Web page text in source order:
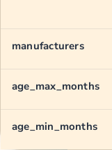
manufacturers
age_max_months
age_min_months